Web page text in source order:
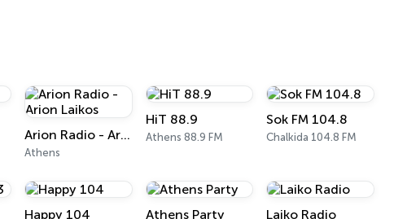
Arion Radio - Arion Laikos
Athens
HiT 88.9
Athens 88.9 FM
Sok FM 104.8
Chalkida 104.8 FM
Happy 104 Athens Party Laiko Radio